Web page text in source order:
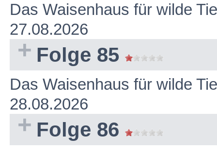
Das Waisenhaus für wilde
27.08.2026
Folge 85
Das Waisenhaus für wilde
28.08.2026
Folge 86